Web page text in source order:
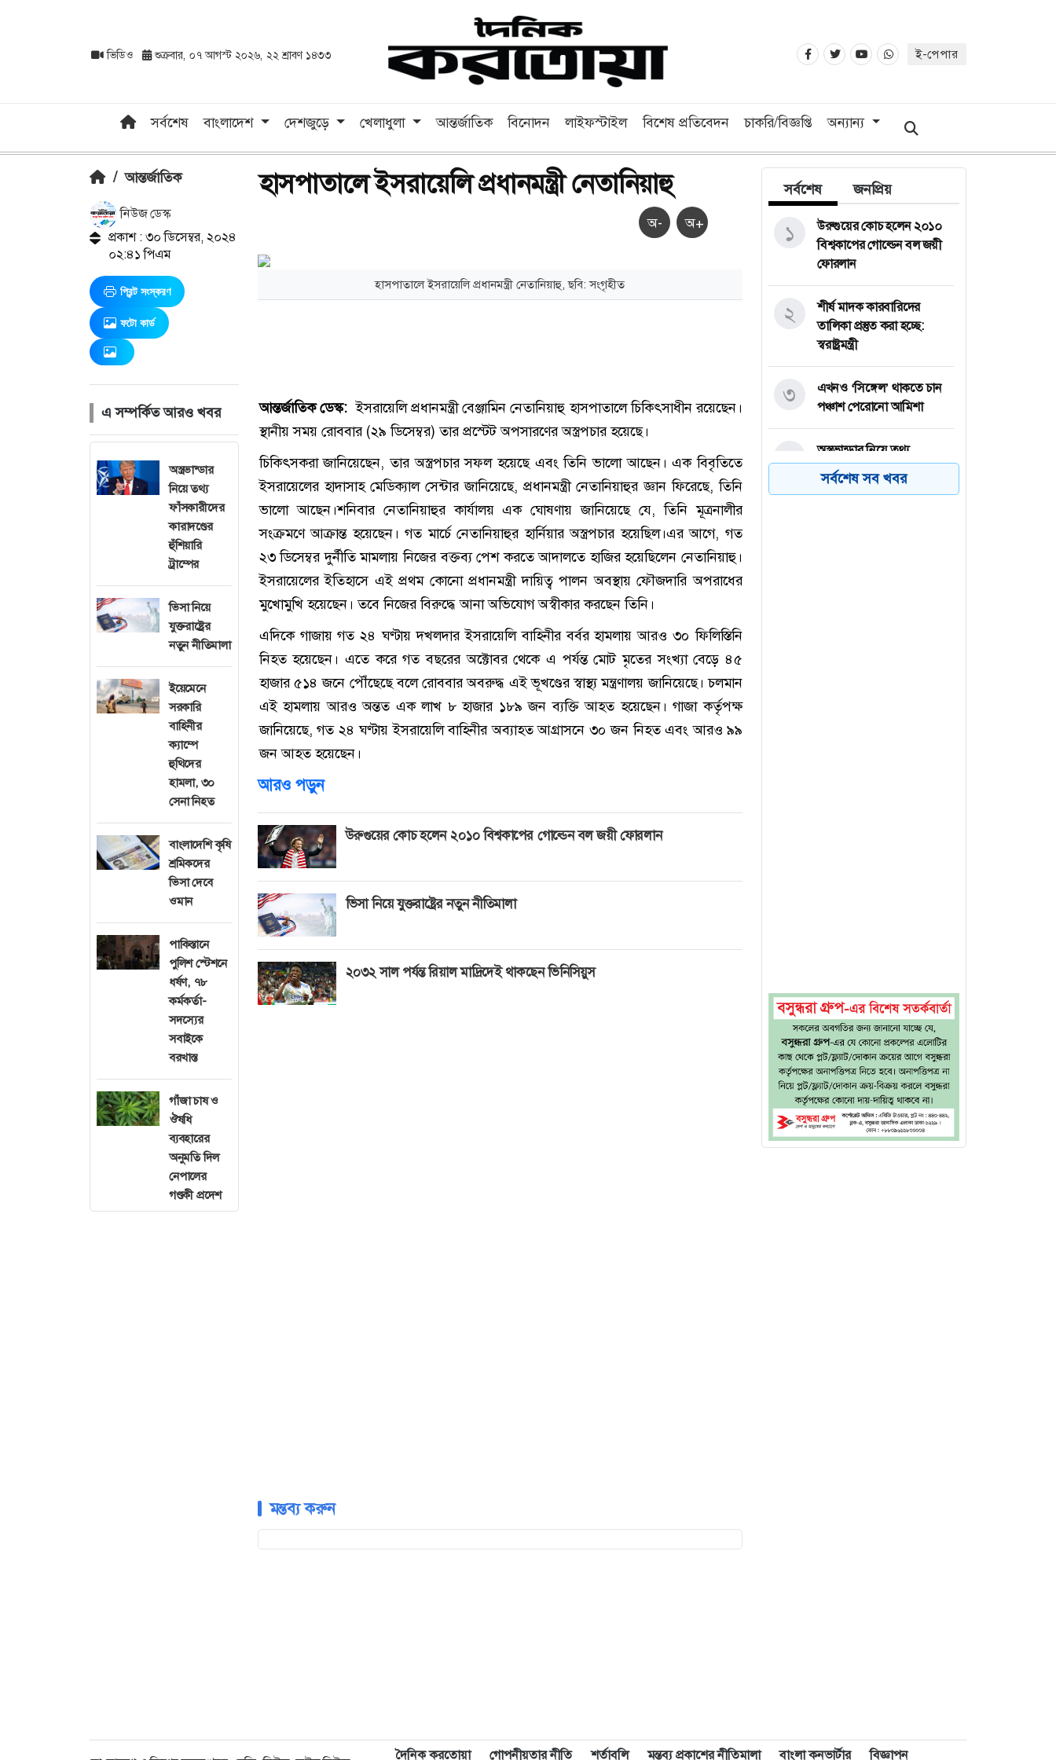
ভিডিও শুক্রবার, ০৭ আগস্ট ২০২৬, ২২ শ্রাবণ ১৪৩৩ ই-পেপার
সর্বশেষ বাংলাদেশ দেশজুড়ে খেলাধুলা আন্তর্জাতিক বিনোদন লাইফস্টাইল বিশেষ প্রতিবেদন চাকরি/বিজ্ঞপ্তি অন্যান্য
/ আন্তর্জাতিক
নিউজ ডেস্ক
প্রকাশ : ৩০ ডিসেম্বর, ২০২৪
০২:৪১ পিএম
প্রিন্ট সংস্করণ
ফটো কার্ড
এ সম্পর্কিত আরও খবর
অস্ত্রভান্ডার
নিয়ে তথ্য
ফাঁসকারীদের
কারাদণ্ডের
হুঁশিয়ারি
ট্রাম্পের
ভিসা নিয়ে
যুক্তরাষ্ট্রের
নতুন নীতিমালা
ইয়েমেনে
সরকারি
বাহিনীর
ক্যাম্পে
হুথিদের
হামলা, ৩০
সেনা নিহত
বাংলাদেশি কৃষি
শ্রমিকদের
ভিসা দেবে
ওমান
পাকিস্তানে
পুলিশ স্টেশনে
ধর্ষণ, ৭৮
কর্মকর্তা-
সদস্যের
সবাইকে
বরখাস্ত
গাঁজা চাষ ও
ঔষধি
ব্যবহারের
অনুমতি দিল
নেপালের
গণ্ডকী প্রদেশ
হাসপাতালে ইসরায়েলি প্রধানমন্ত্রী নেতানিয়াহু
অ- অ+
হাসপাতালে ইসরায়েলি প্রধানমন্ত্রী নেতানিয়াহু, ছবি: সংগৃহীত
আন্তর্জাতিক ডেস্ক:ইসরায়েলি প্রধানমন্ত্রী বেঞ্জামিন নেতানিয়াহু হাসপাতালে চিকিৎসাধীন রয়েছেন।
স্থানীয় সময় রোববার (২৯ ডিসেম্বর) তার প্রস্টেট অপসারণের অস্ত্রপচার হয়েছে।
চিকিৎসকরা জানিয়েছেন, তার অস্ত্রপচার সফল হয়েছে এবং তিনি ভালো আছেন। এক বিবৃতিতে
ইসরায়েলের হাদাসাহ মেডিক্যাল সেন্টার জানিয়েছে, প্রধানমন্ত্রী নেতানিয়াহুর জ্ঞান ফিরেছে, তিনি
ভালো আছেন।শনিবার নেতানিয়াহুর কার্যালয় এক ঘোষণায় জানিয়েছে যে, তিনি মূত্রনালীর
সংক্রমণে আক্রান্ত হয়েছেন। গত মার্চে নেতানিয়াহুর হার্নিয়ার অস্ত্রপচার হয়েছিল।এর আগে, গত
২৩ ডিসেম্বর দুর্নীতি মামলায় নিজের বক্তব্য পেশ করতে আদালতে হাজির হয়েছিলেন নেতানিয়াহু।
ইসরায়েলের ইতিহাসে এই প্রথম কোনো প্রধানমন্ত্রী দায়িত্ব পালন অবস্থায় ফৌজদারি অপরাধের
মুখোমুখি হয়েছেন। তবে নিজের বিরুদ্ধে আনা অভিযোগ অস্বীকার করছেন তিনি।
এদিকে গাজায় গত ২৪ ঘণ্টায় দখলদার ইসরায়েলি বাহিনীর বর্বর হামলায় আরও ৩০ ফিলিস্তিনি
নিহত হয়েছেন। এতে করে গত বছরের অক্টোবর থেকে এ পর্যন্ত মোট মৃতের সংখ্যা বেড়ে ৪৫
হাজার ৫১৪ জনে পৌঁছেছে বলে রোববার অবরুদ্ধ এই ভূখণ্ডের স্বাস্থ্য মন্ত্রণালয় জানিয়েছে। চলমান
এই হামলায় আরও অন্তত এক লাখ ৮ হাজার ১৮৯ জন ব্যক্তি আহত হয়েছেন। গাজা কর্তৃপক্ষ
জানিয়েছে, গত ২৪ ঘণ্টায় ইসরায়েলি বাহিনীর অব্যাহত আগ্রাসনে ৩০ জন নিহত এবং আরও ৯৯
জন আহত হয়েছেন।
আরও পড়ুন
উরুগুয়ের কোচ হলেন ২০১০ বিশ্বকাপের গোল্ডেন বল জয়ী ফোরলান
ভিসা নিয়ে যুক্তরাষ্ট্রের নতুন নীতিমালা
২০৩২ সাল পর্যন্ত রিয়াল মাদ্রিদেই থাকছেন ভিনিসিয়ুস
মন্তব্য করুন
সর্বশেষ জনপ্রিয়
উরুগুয়ের কোচ হলেন ২০১০
বিশ্বকাপের গোল্ডেন বল জয়ী
ফোরলান
১
শীর্ষ মাদক কারবারিদের
তালিকা প্রস্তুত করা হচ্ছে:
স্বরাষ্ট্রমন্ত্রী
২
এখনও ‘সিঙ্গেল’ থাকতে চান
পঞ্চাশ পেরোনো আমিশা
৩
অস্ত্রভান্ডার নিয়ে তথ্য
ফাঁসকারীদের কারাদণ্ডের
হুঁশিয়ারি ট্রাম্পের
৪
সর্বশেষ সব খবর
দৈনিক করতোয়া গোপনীয়তার নীতি শর্তাবলি মন্তব্য প্রকাশের নীতিমালা বাংলা কনভার্টার বিজ্ঞাপন